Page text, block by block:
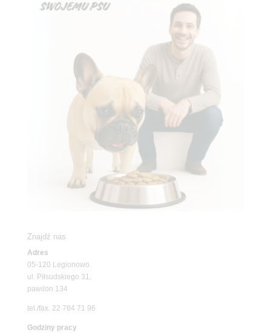
Znajdź nas
Adres
05-120 Legionowo
ul. Piłsudskiego 31,
pawilon 134
tel./fax. 22 784 71 96
Godziny pracy